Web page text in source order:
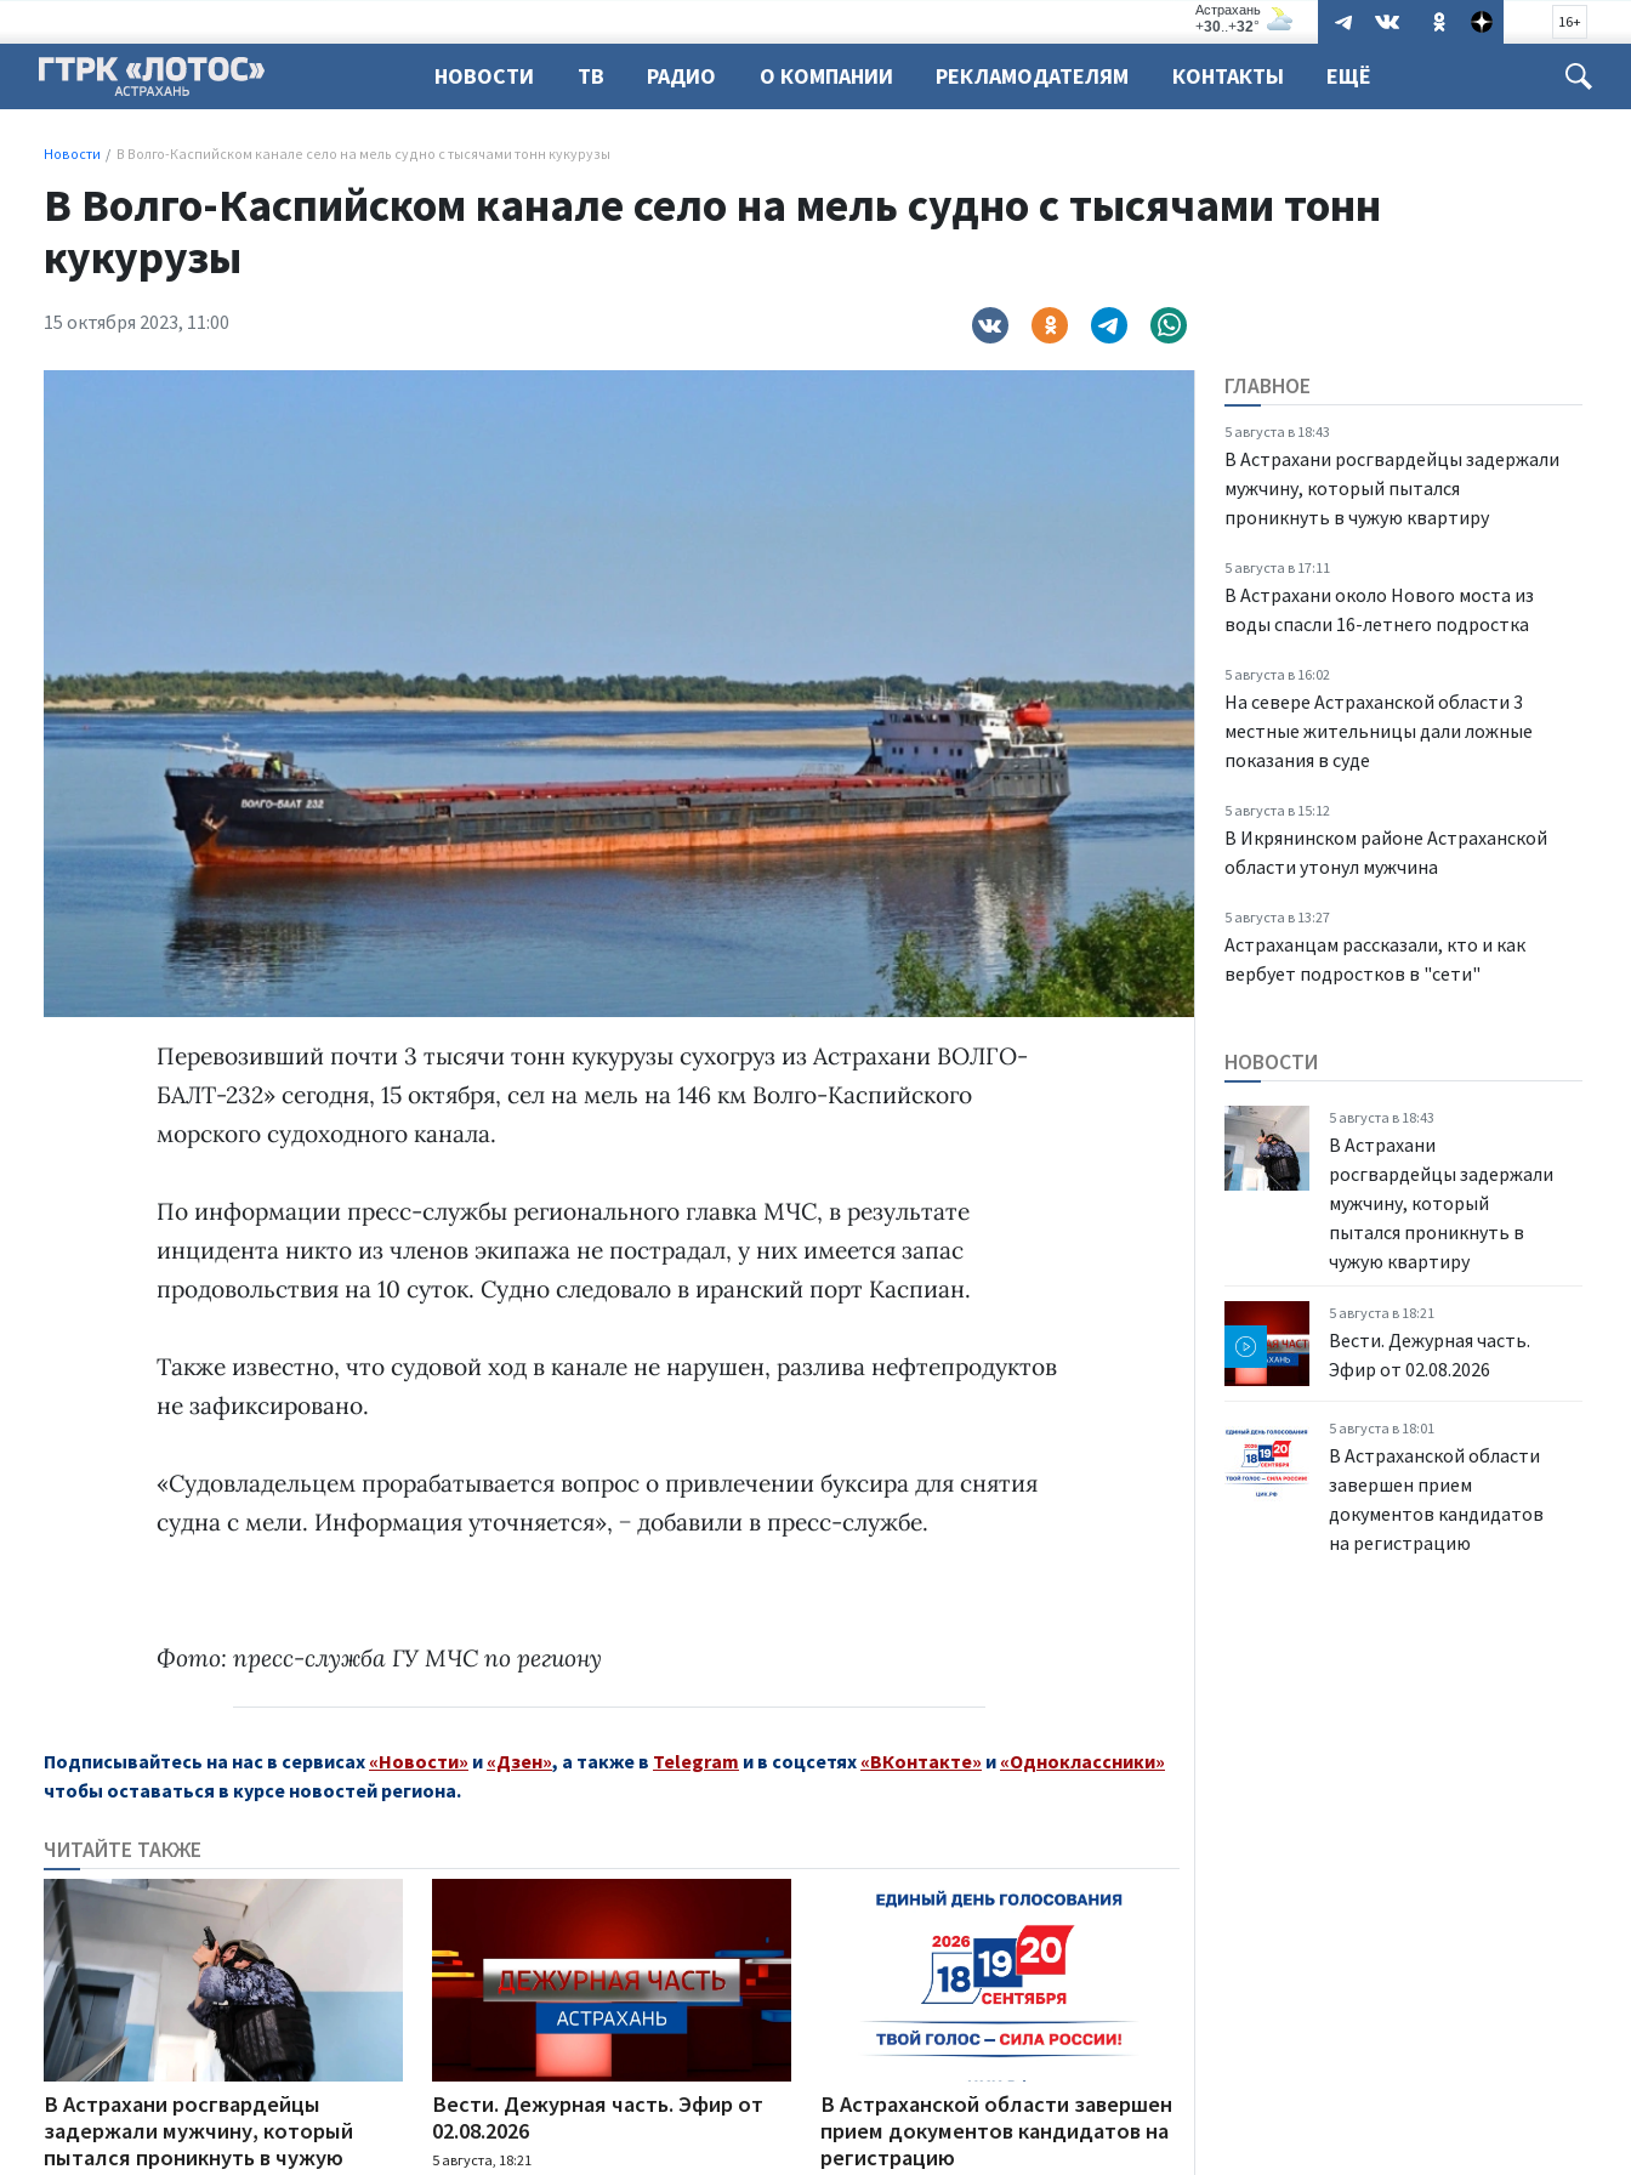
16+
НОВОСТИ ТВ РАДИО О КОМПАНИИ РЕКЛАМОДАТЕЛЯМ КОНТАКТЫ ЕЩЁ
Новости В Волго-Каспийском канале село на мель судно с тысячами тонн кукурузы
В Волго-Каспийском канале село на мель судно с тысячами тонн
кукурузы
15 октября 2023, 11:00
ГЛАВНОЕ
5 августа в 18:43
В Астрахани росгвардейцы задержали
мужчину, который пытался
проникнуть в чужую квартиру
5 августа в 17:11
В Астрахани около Нового моста из
воды спасли 16-летнего подростка
5 августа в 16:02
На севере Астраханской области 3
местные жительницы дали ложные
показания в суде
5 августа в 15:12
В Икрянинском районе Астраханской
области утонул мужчина
5 августа в 13:27
Астраханцам рассказали, кто и как
вербует подростков в "сети"
Перевозивший почти 3 тысячи тонн кукурузы сухогруз из Астрахани ВОЛГО-
БАЛТ-232» сегодня, 15 октября, сел на мель на 146 км Волго-Каспийского
морского судоходного канала.
По информации пресс-службы регионального главка МЧС, в результате
инцидента никто из членов экипажа не пострадал, у них имеется запас
продовольствия на 10 суток. Судно следовало в иранский порт Каспиан.
Также известно, что судовой ход в канале не нарушен, разлива нефтепродуктов
не зафиксировано.
«Судовладельцем прорабатывается вопрос о привлечении буксира для снятия
судна с мели. Информация уточняется», − добавили в пресс-службе.
Фото: пресс-служба ГУ МЧС по региону
Подписывайтесь на нас в сервисах «Новости» и «Дзен», а также в Telegram и в соцсетях «ВКонтакте» и «Одноклассники»
чтобы оставаться в курсе новостей региона.
ЧИТАЙТЕ ТАКЖЕ
В Астрахани росгвардейцы
задержали мужчину, который
пытался проникнуть в чужую
Вести. Дежурная часть. Эфир от
02.08.2026
5 августа, 18:21
В Астраханской области завершен
прием документов кандидатов на
регистрацию
НОВОСТИ
5 августа в 18:43
В Астрахани
росгвардейцы задержали
мужчину, который
пытался проникнуть в
чужую квартиру
5 августа в 18:21
Вести. Дежурная часть.
Эфир от 02.08.2026
5 августа в 18:01
В Астраханской области
завершен прием
документов кандидатов
на регистрацию